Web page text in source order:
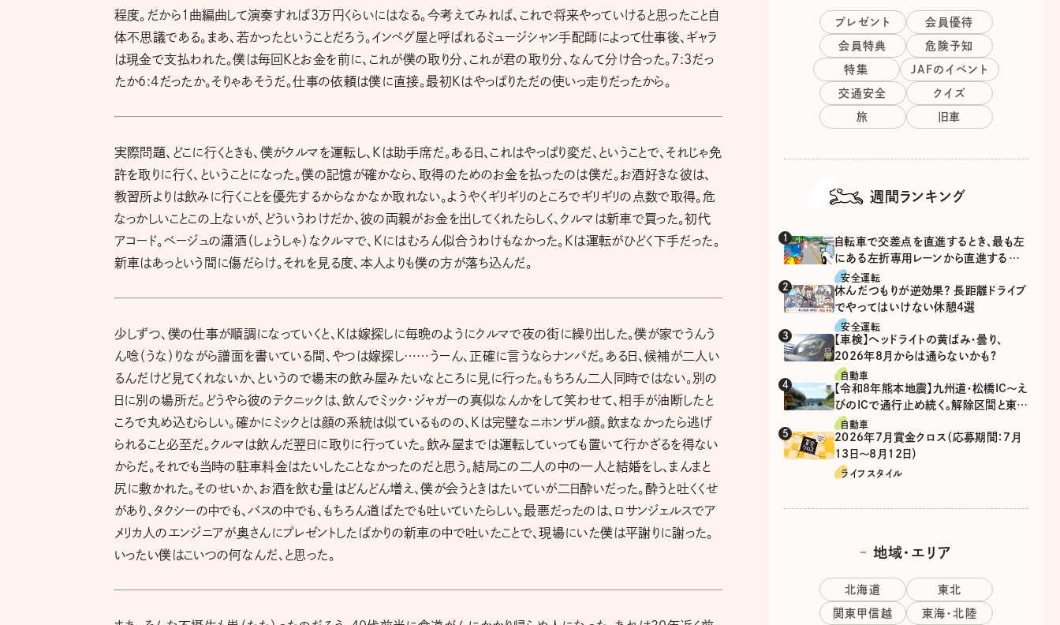
程度。だから１曲編曲して演奏すれば3万円くらいにはなる。今考えてみれば、これで将来やっていけると思ったこと自
体不思議である。まあ、若かったということだろう。インペグ屋と呼ばれるミュージシャン手配師によって仕事後、ギャラ
は現金で支払われた。僕は毎回Kとお金を前に、これが僕の取り分、これが君の取り分、なんて分け合った。7:3だっ
たか6:4だったか。そりゃあそうだ。仕事の依頼は僕に直接。最初Kはやっぱりただの使いっ走りだったから。
実際問題、どこに行くときも、僕がクルマを運転し、Kは助手席だ。ある日、これはやっぱり変だ、ということで、それじゃ免
許を取りに行く、ということになった。僕の記憶が確かなら、取得のためのお金を払ったのは僕だ。お酒好きな彼は、
教習所よりは飲みに行くことを優先するからなかなか取れない。ようやくギリギリのところでギリギリの点数で取得。危
なっかしいことこの上ないが、どういうわけだか、彼の両親がお金を出してくれたらしく、クルマは新車で買った。初代
アコード。ベージュの瀟洒（しょうしゃ）なクルマで、Kにはむろん似合うわけもなかった。Kは運転がひどく下手だった。
新車はあっという間に傷だらけ。それを見る度、本人よりも僕の方が落ち込んだ。
少しずつ、僕の仕事が順調になっていくと、Kは嫁探しに毎晩のようにクルマで夜の街に繰り出した。僕が家でうんう
ん唸（うな）りながら譜面を書いている間、やつは嫁探し……うーん、正確に言うならナンパだ。ある日、候補が二人い
るんだけど見てくれないか、というので場末の飲み屋みたいなところに見に行った。もちろん二人同時ではない。別の
日に別の場所だ。どうやら彼のテクニックは、飲んでミック・ジャガーの真似なんかをして笑わせて、相手が油断したと
ころで丸め込むらしい。確かにミックとは顔の系統は似ているものの、Kは完璧なニホンザル顔。飲まなかったら逃げ
られること必至だ。クルマは飲んだ翌日に取りに行っていた。飲み屋までは運転していっても置いて行かざるを得ない
からだ。それでも当時の駐車料金はたいしたことなかったのだと思う。結局この二人の中の一人と結婚をし、まんまと
尻に敷かれた。そのせいか、お酒を飲む量はどんどん増え、僕が会うときはたいていが二日酔いだった。酔うと吐くくせ
があり、タクシーの中でも、バスの中でも、もちろん道ばたでも吐いていたらしい。最悪だったのは、ロサンジェルスでア
メリカ人のエンジニアが奥さんにプレゼントしたばかりの新車の中で吐いたことで、現場にいた僕は平謝りに謝った。
いったい僕はこいつの何なんだ、と思った。
プレゼント 会員優待
会員特典 危険予知
特集 JAFのイベント
交通安全 クイズ
旅 旧車
週間ランキング
自転車で交差点を直進するとき、最も左
にある左折専用レーンから直進するの
は、違反？
安全運転
休んだつもりが逆効果？ 長距離ドライブ
でやってはいけない休憩4選
安全運転
【車検】ヘッドライトの黄ばみ・曇り、
2026年8月からは通らないかも?
自動車
【令和8年熊本地震】九州道・松橋IC～え
びのICで通行止め続く。解除区間と東九
州道の迂回ルート
自動車
2026年7月賞金クロス（応募期間：7月
13日～8月12日）
ライフスタイル
地域・エリア
北海道 東北
関東甲信越 東海・北陸